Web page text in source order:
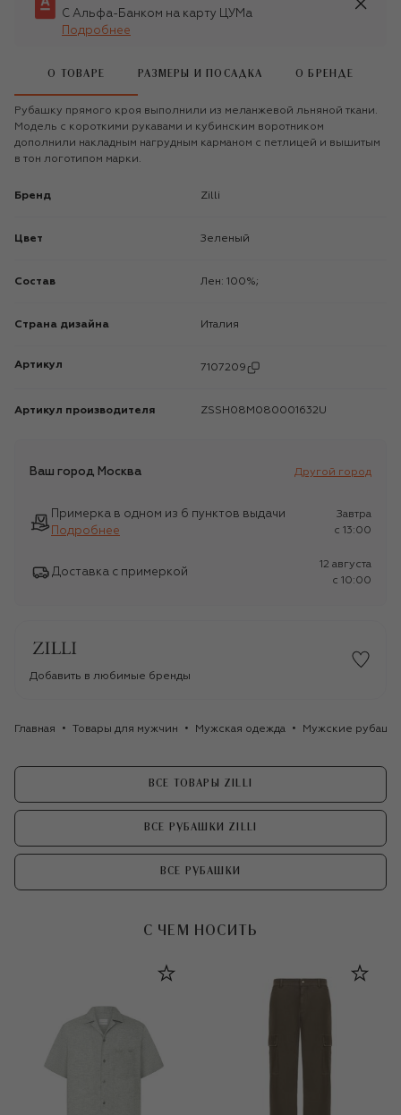
С Альфа-Банком на карту ЦУМа
Подробнее
О ТОВАРЕ РАЗМЕРЫ И ПОСАДКА О БРЕНДЕ
Рубашку прямого кроя выполнили из меланжевой льняной ткани.
Модель с короткими рукавами и кубинским воротником
дополнили накладным нагрудным карманом с петлицей и вышитым
в тон логотипом марки.
Бренд Zilli
Цвет Зеленый
Состав Лен: 100%;
Страна дизайна Италия
Артикул 7107209
Артикул производителя ZSSH08M080001632U
Ваш город Москва Другой город
Примерка в одном из 6 пунктов выдачи
Подробнее
Завтра
c 13:00
Доставка с примеркой
12 августа
c 10:00
Добавить в любимые бренды
Главная Товары для мужчин Мужская одежда Мужские
ВСЕ ТОВАРЫ ZILLI
ВСЕ РУБАШКИ ZILLI
ВСЕ РУБАШКИ
С ЧЕМ НОСИТЬ